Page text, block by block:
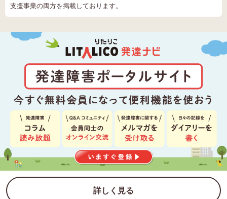
支援事業の両方を掲載しております。
詳しく見る